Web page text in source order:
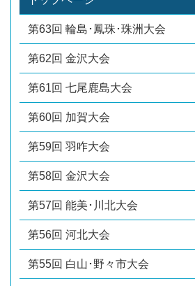
第63回 輪島･鳳珠･珠洲大会
第62回 金沢大会
第61回 七尾鹿島大会
第60回 加賀大会
第59回 羽咋大会
第58回 金沢大会
第57回 能美･川北大会
第56回 河北大会
第55回 白山･野々市大会